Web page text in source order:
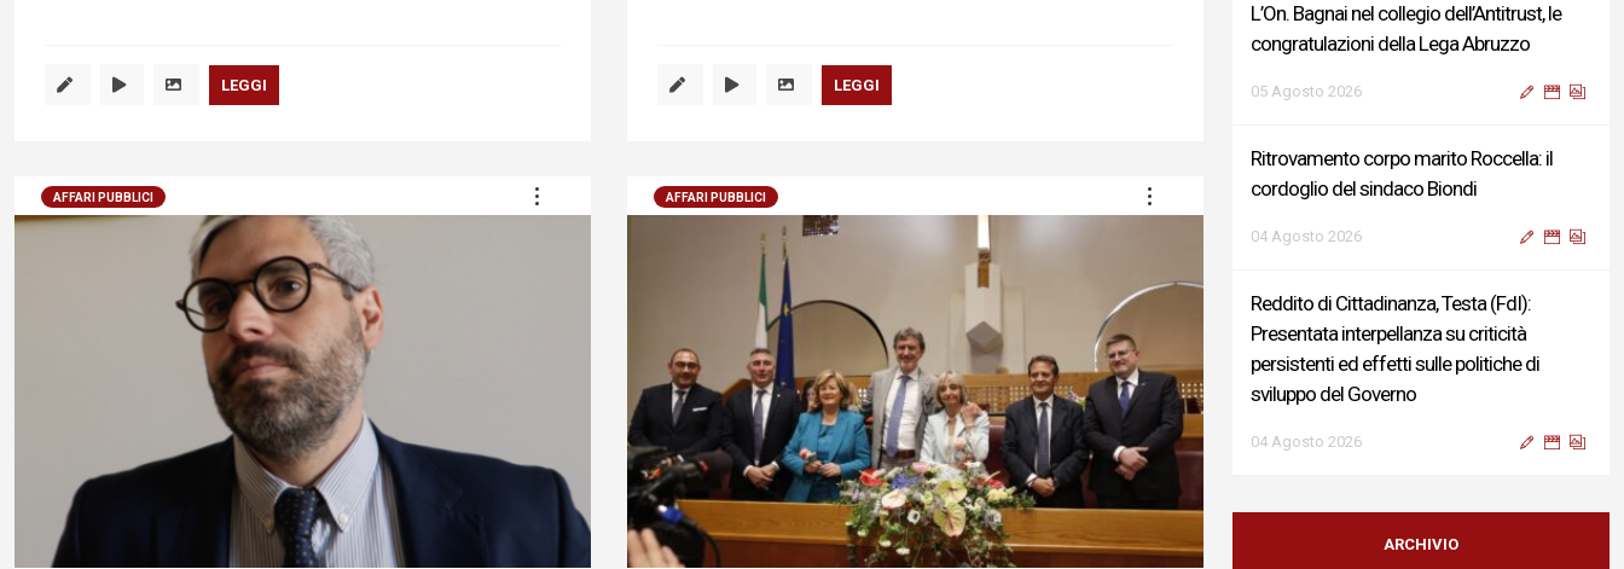
LEGGI LEGGI
AFFARI PUBBLICI AFFARI PUBBLICI
L’On. Bagnai nel collegio dell’Antitrust, le
congratulazioni della Lega Abruzzo
05 Agosto 2026
Ritrovamento corpo marito Roccella: il
cordoglio del sindaco Biondi
04 Agosto 2026
Reddito di Cittadinanza, Testa (FdI):
Presentata interpellanza su criticità
persistenti ed effetti sulle politiche di
sviluppo del Governo
04 Agosto 2026
Sigismondi, Liris e Testa: “Profondo
cordoglio e vicinanza al Ministro Roccella e
ARCHIVIO